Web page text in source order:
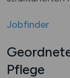
Jobfinder
Pflege